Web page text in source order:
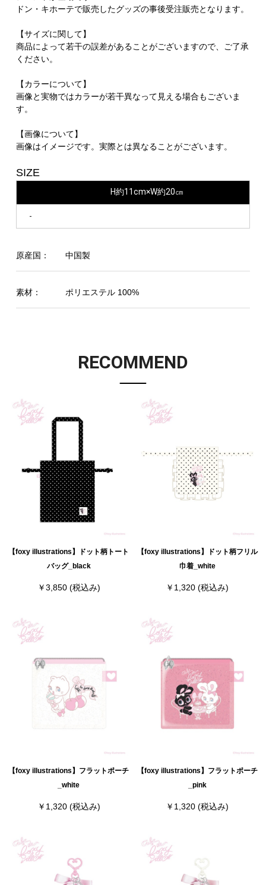
ドン・キホーテで販売したグッズの事後受注販売となります。
【サイズに関して】
商品によって若干の誤差があることがございますので、ご了承
ください。
【カラーについて】
画像と実物ではカラーが若干異なって見える場合もございま
す。
【画像について】
画像はイメージです。実際とは異なることがございます。
SIZE
H約11cm×W約20㎝
-
原産国： 中国製
素材： ポリエステル 100%
RECOMMEND
【foxy illustrations】ドット柄トート
バッグ_black
￥3,850 (税込み)
【foxy illustrations】ドット柄フリル
巾着_white
￥1,320(税込み)
【foxy illustrations】フラットポーチ
_white
￥1,320 (税込み)
【foxy illustrations】フラットポーチ
_pink
￥1,320(税込み)